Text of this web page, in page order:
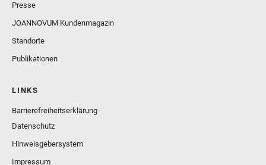
Presse
JOANNOVUM Kundenmagazin
Standorte
Publikationen
LINKS
Barrierefreiheitserklärung
Datenschutz
Hinweisgebersystem
Impressum